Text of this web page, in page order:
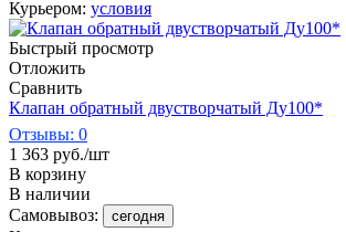
Курьером: условия
Быстрый просмотр
Отложить
Сравнить
Клапан обратный двустворчатый Ду100*
Отзывы: 0
1 363 руб./шт
В корзину
В наличии
Самовывоз:
сегодня